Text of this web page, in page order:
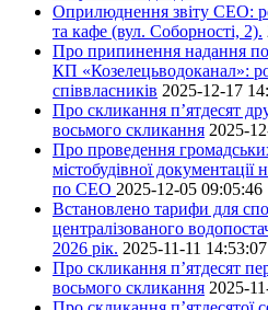
Оприлюднення звіту СЕО:
та кафе (вул. Соборності, 2).
Про припинення надання
КП «Козелецьводоканал»:
співвласників 2025-12-17
Про скликання п’ятдесят
восьмого скликання 2025-
Про проведення
містобудівної документації
по СЕО 2025-12-05 09:05:46
Встановлено тарифи для
централізованого
2026 рік. 2025-11-11 14:53:07
Про скликання п’ятдесят
восьмого скликання 2025-